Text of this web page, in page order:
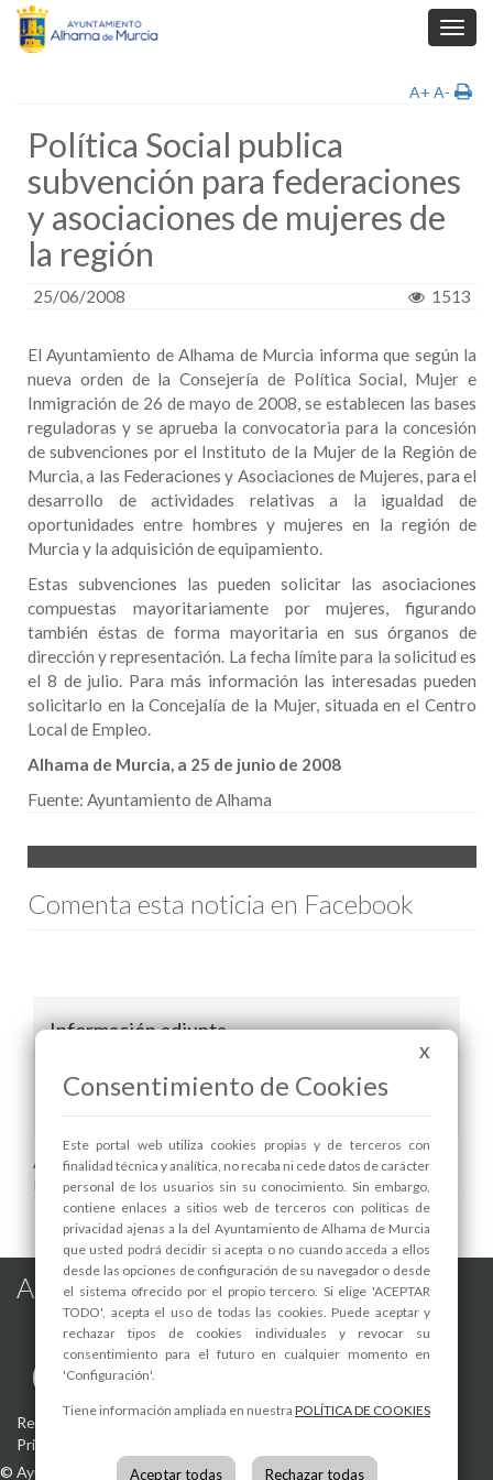
A+ A-
Política Social publica
subvención para federaciones
y asociaciones de mujeres de
la región
25/06/2008 1513
El Ayuntamiento de Alhama de Murcia informa que según la
nueva orden de la Consejería de Política Social, Mujer e
Inmigración de 26 de mayo de 2008, se establecen las bases
reguladoras y se aprueba la convocatoria para la concesión
de subvenciones por el Instituto de la Mujer de la Región de
Murcia, a las Federaciones y Asociaciones de Mujeres, para el
desarrollo de actividades relativas a la igualdad de
oportunidades entre hombres y mujeres en la región de
Murcia y la adquisición de equipamiento.
Estas subvenciones las pueden solicitar las asociaciones
compuestas mayoritariamente por mujeres, figurando
también éstas de forma mayoritaria en sus órganos de
dirección y representación. La fecha límite para la solicitud es
el 8 de julio. Para más información las interesadas pueden
solicitarlo en la Concejalía de la Mujer, situada en el Centro
Local de Empleo.
Alhama de Murcia, a 25 de junio de 2008
Fuente: Ayuntamiento de Alhama
Comenta esta noticia en Facebook
Información adjunta
ORDEN CONVOCADA EN EL BORM PARA LAS
SUBVENCIONES
Areas relacionadas:
Igualdad
Alhama de Murcia en las Redes
Registro de actividades de tratamiento -Aviso Legal-Política de
Privacidad
© Ayuntamiento de Alhama de Murcia
X
Consentimiento de Cookies
Este portal web utiliza cookies propias y de terceros con
finalidad técnica y analítica, no recaba ni cede datos de carácter
personal de los usuarios sin su conocimiento. Sin embargo,
contiene enlaces a sitios web de terceros con políticas de
privacidad ajenas a la del Ayuntamiento de Alhama de Murcia
que usted podrá decidir si acepta o no cuando acceda a ellos
desde las opciones de configuración de su navegador o desde
el sistema ofrecido por el propio tercero. Si elige 'ACEPTAR
TODO', acepta el uso de todas las cookies. Puede aceptar y
rechazar tipos de cookies individuales y revocar su
consentimiento para el futuro en cualquier momento en
'Configuración'.
Tiene información ampliada en nuestra POLÍTICA DE COOKIES
Aceptar todas Rechazar todas